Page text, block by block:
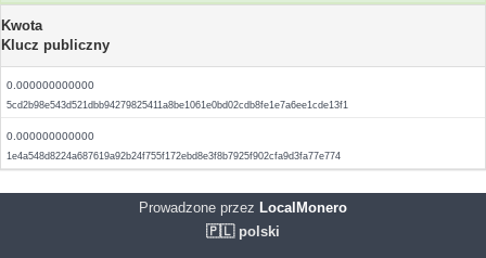
Kwota
Klucz publiczny
0.000000000000
5cd2b98e543d521dbb94279825411a8be1061e0bd02cdb8fe1e7a6ee1cde13f1
0.000000000000
1e4a548d8224a687619a92b24f755f172ebd8e3f8b7925f902cfa9d3fa77e774
Prowadzone przez LocalMonero
🇵🇱 polski